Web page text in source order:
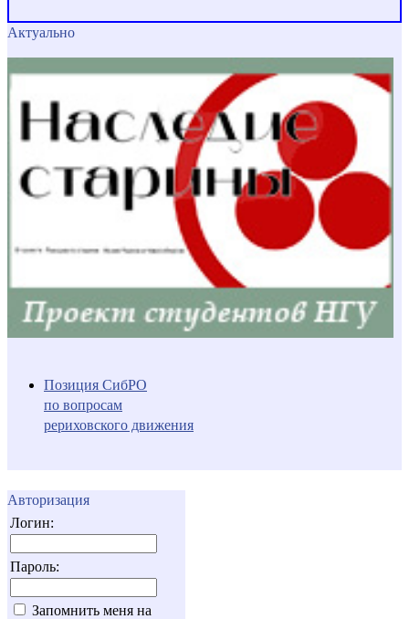
Актуально
Позиция СибРО
по вопросам
рериховского движения
Авторизация
Логин:
Пароль:
Запомнить меня на